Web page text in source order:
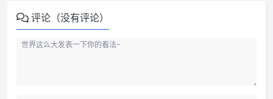
评论（没有评论）